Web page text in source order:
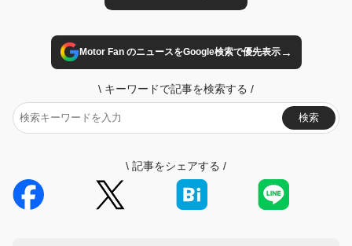
Motor Fan のニュースをGoogle検索で優先表示→
\ キーワードで記事を検索する /
検索
\ 記事をシェアする /